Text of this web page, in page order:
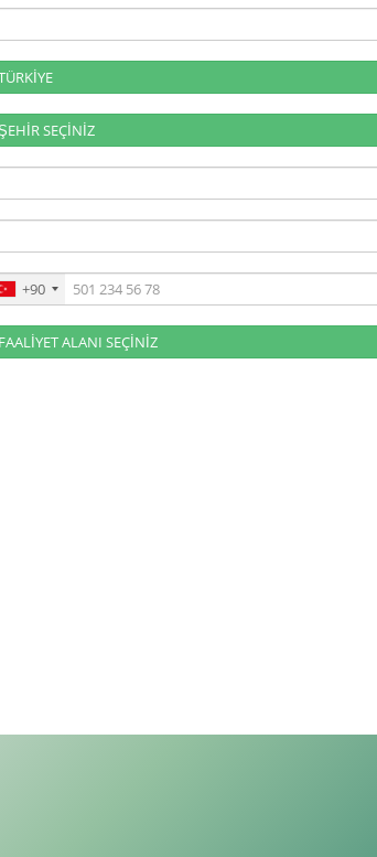
SEÇİNİZ
+90
FAALİYET ALANI SEÇİNİZ